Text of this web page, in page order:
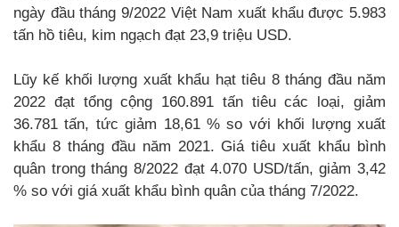
ngày đầu tháng 9/2022 Việt Nam xuất khẩu được 5.983
tấn hồ tiêu, kim ngạch đạt 23,9 triệu USD.
Lũy kế khối lượng xuất khẩu hạt tiêu 8 tháng đầu năm
2022 đạt tổng cộng 160.891 tấn tiêu các loại, giảm
36.781 tấn, tức giảm 18,61 % so với khối lượng xuất
khẩu 8 tháng đầu năm 2021. Giá tiêu xuất khẩu bình
quân trong tháng 8/2022 đạt 4.070 USD/tấn, giảm 3,42
% so với giá xuất khẩu bình quân của tháng 7/2022.